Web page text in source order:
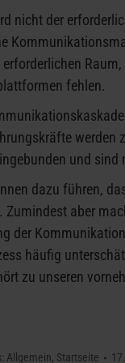
nicht der
Raum,
fehlen.
werden
und sind
dazu führen,
Zumindest aber
der
häufig
zu unseren
Allgemein, Startseite